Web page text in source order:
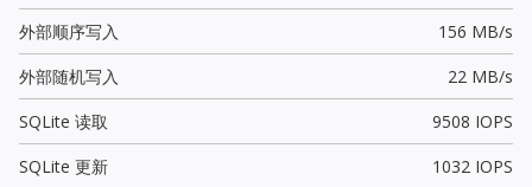
外部顺序写入
156 MB/s
外部随机写入
22 MB/s
SQLite 读取
9508 IOPS
SQLite 更新
1032 IOPS